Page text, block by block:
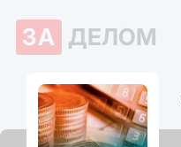
ЗА ДЕЛОМ